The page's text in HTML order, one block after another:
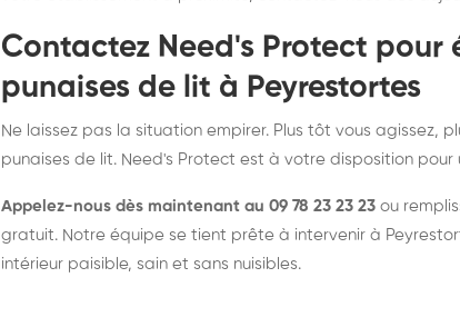
Contactez Need's Protect pour
punaises de lit à Peyrestortes
Ne laissez pas la situation empirer. Plus tôt vous agissez,
punaises de lit. Need's Protect est à votre disposition
Appelez-nous dès maintenant au 09 78 23 23 23 ou
gratuit. Notre équipe se tient prête à intervenir à
intérieur paisible, sain et sans nuisibles.